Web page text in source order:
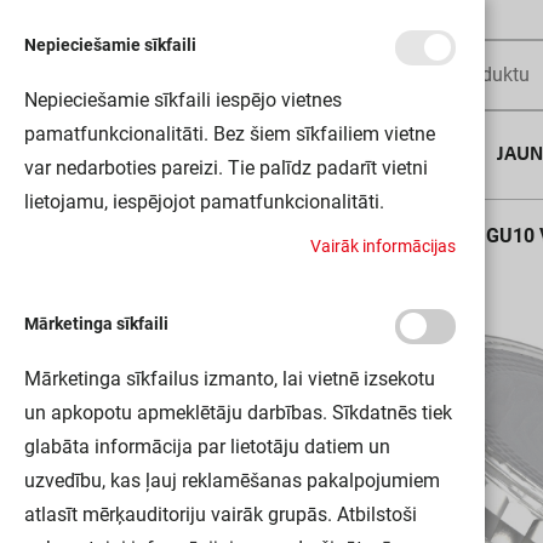
LED spuldze LED PAR1680120 6.9W 830 GU10
Nepieciešamie sīkfaili
Nepieciešamie sīkfaili iespējo vietnes
pamatfunkcionalitāti. Bez šiem sīkfailiem vietne
var nedarboties pareizi. Tie palīdz padarīt vietni
lietojamu, iespējojot pamatfunkcionalitāti.
Vairāk informācijas
Mārketinga sīkfaili
Mārketinga sīkfailus izmanto, lai vietnē izsekotu
un apkopotu apmeklētāju darbības. Sīkdatnēs tiek
glabāta informācija par lietotāju datiem un
uzvedību, kas ļauj reklamēšanas pakalpojumiem
atlasīt mērķauditoriju vairāk grupās. Atbilstoši